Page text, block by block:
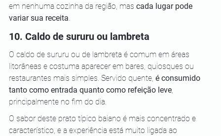
em nenhuma cozinha da região, mas cada lugar pode
variar sua receita.
10. Caldo de sururu ou lambreta
O caldo de sururu ou de lambreta é comum em áreas
litorâneas e costuma aparecer em bares, quiosques ou
restaurantes mais simples. Servido quente, é consumido
tanto como entrada quanto como refeição leve,
principalmente no fim do dia.
O sabor deste prato típico baiano é mais concentrado e
característico, e a experiência está muito ligada ao